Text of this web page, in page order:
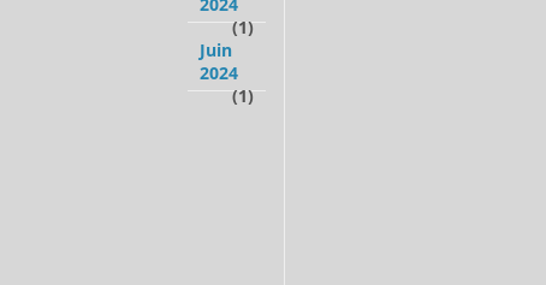
(1)
Juin
2024
(1)